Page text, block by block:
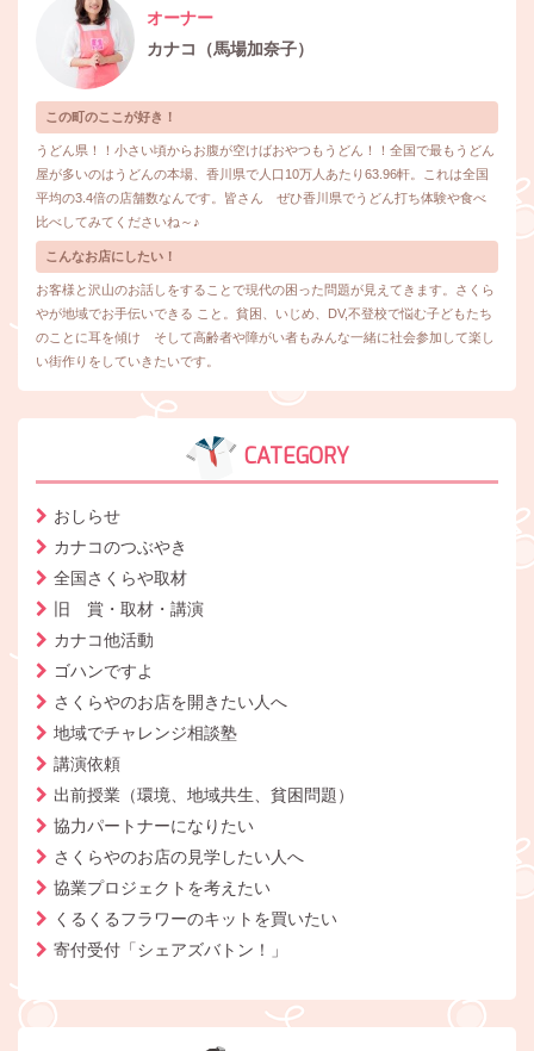
オーナー
カナコ（馬場加奈子）
この町のここが好き！
うどん県！！小さい頃からお腹が空けばおやつもうどん！！全国で最もうどん
屋が多いのはうどんの本場、香川県で人口10万人あたり63.96軒。これは全国
平均の3.4倍の店舗数なんです。皆さん ぜひ香川県でうどん打ち体験や食べ
比べしてみてくださいね～♪
こんなお店にしたい！
お客様と沢山のお話しをすることで現代の困った問題が見えてきます。さくら
やが地域でお手伝いできる こと。貧困、いじめ、DV,不登校で悩む子どもたち
のことに耳を傾け そして高齢者や障がい者もみんな一緒に社会参加して楽し
い街作りをしていきたいです。
CATEGORY
おしらせ
カナコのつぶやき
全国さくらや取材
旧 賞・取材・講演
カナコ他活動
ゴハンですよ
さくらやのお店を開きたい人へ
地域でチャレンジ相談塾
講演依頼
出前授業（環境、地域共生、貧困問題）
協力パートナーになりたい
さくらやのお店の見学したい人へ
協業プロジェクトを考えたい
くるくるフラワーのキットを買いたい
寄付受付「シェアズバトン！」